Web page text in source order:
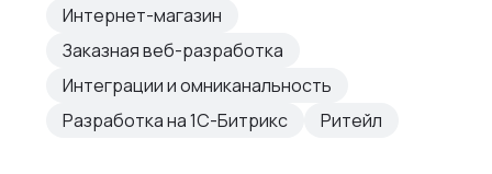
Интернет-магазин
Заказная веб-разработка
Интеграции и омниканальность
Разработка на 1С-Битрикс
Ритейл